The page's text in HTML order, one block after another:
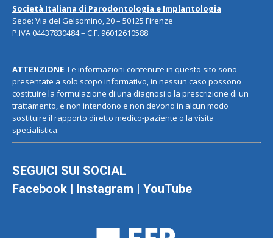
Società Italiana di Parodontologia e Implantologia
Sede: Via del Gelsomino, 20 – 50125 Firenze
P.IVA 04437830484 – C.F. 96012610588
ATTENZIONE: Le informazioni contenute in questo sito sono
presentate a solo scopo informativo, in nessun caso possono
costituire la formulazione di una diagnosi o la prescrizione di un
trattamento, e non intendono e non devono in alcun modo
sostituire il rapporto diretto medico-paziente o la visita
specialistica.
SEGUICI SUI SOCIAL
Facebook | Instagram | YouTube